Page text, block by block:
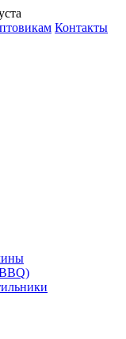
Контакты